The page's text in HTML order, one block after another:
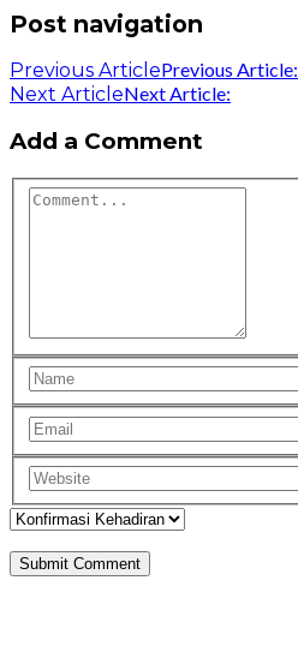
Post navigation
Previous ArticlePrevious Article:
Next ArticleNext Article:
Add a Comment